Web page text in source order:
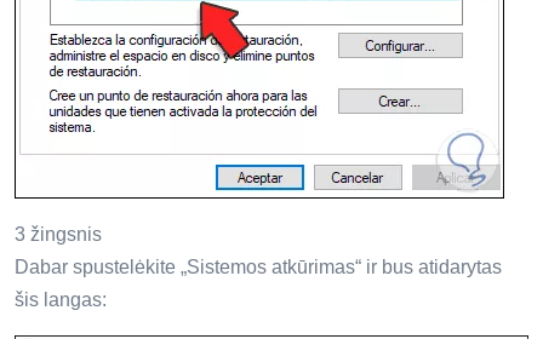
3 žingsnis
Dabar spustelėkite „Sistemos atkūrimas“ ir bus atidarytas
šis langas: